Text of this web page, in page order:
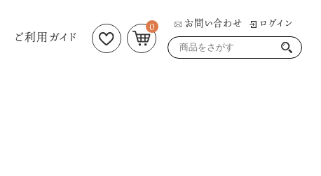
ご利用ガイド
0 お問い合わせ ログイン